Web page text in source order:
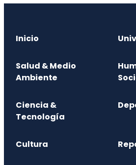
Inicio
Salud & Medio
Ambiente
Ciencia &
Tecnología
Cultura